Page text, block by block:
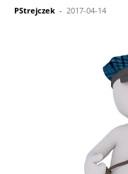
PStrejczek - 2017-04-14